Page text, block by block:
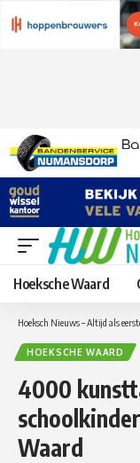
Hoeksche Waard
Hoeksch Nieuws – Altijd als
HOEKSCHE WAARD
4000
Waard